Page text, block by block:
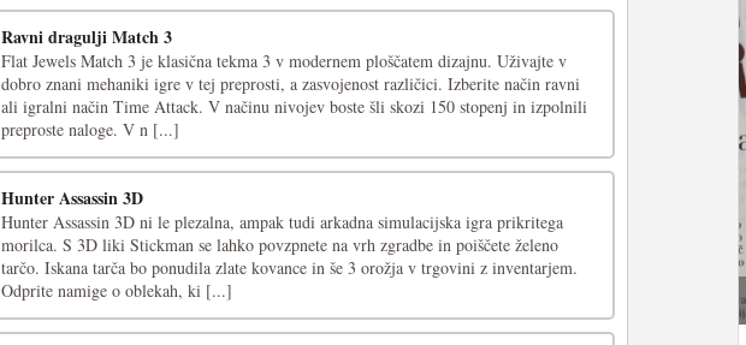
Ravni dragulji Match 3
Flat Jewels Match 3 je klasična tekma 3 v modernem ploščatem dizajnu. Uživajte v
dobro znani mehaniki igre v tej preprosti, a zasvojenost različici. Izberite način ravni
ali igralni način Time Attack. V načinu nivojev boste šli skozi 150 stopenj in izpolnili
preproste naloge. V n [...]
Hunter Assassin 3D
Hunter Assassin 3D ni le plezalna, ampak tudi arkadna simulacijska igra prikritega
morilca. S 3D liki Stickman se lahko povzpnete na vrh zgradbe in poiščete želeno
tarčo. Iskana tarča bo ponudila zlate kovance in še 3 orožja v trgovini z inventarjem.
Odprite namige o oblekah, ki [...]